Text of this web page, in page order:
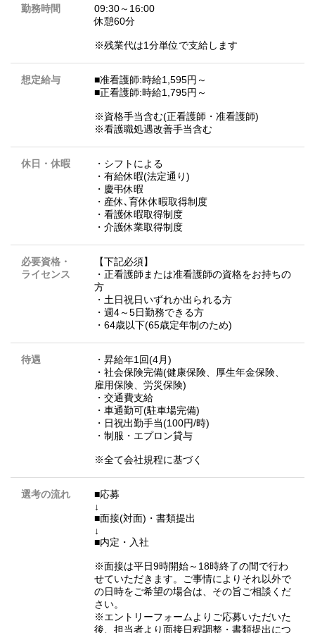
勤務時間
09:30～16:00
休憩60分
※残業代は1分単位で支給します
想定給与
■准看護師:時給1,595円～
■正看護師:時給1,795円～
※資格手当含む(正看護師・准看護師)
※看護職処遇改善手当含む
休日・休暇
・シフトによる
・有給休暇(法定通り)
・慶弔休暇
・産休､育休休暇取得制度
・看護休暇取得制度
・介護休業取得制度
必要資格・
ライセンス
【下記必須】
・正看護師または准看護師の資格をお持ちの
方
・土日祝日いずれか出られる方
・週4～5日勤務できる方
・64歳以下(65歳定年制のため)
待遇
・昇給年1回(4月)
・社会保険完備(健康保険、厚生年金保険、
雇用保険、労災保険)
・交通費支給
・車通勤可(駐車場完備)
・日祝出勤手当(100円/時)
・制服・エプロン貸与
※全て会社規程に基づく
選考の流れ
■応募
↓
■面接(対面)・書類提出
↓
■内定・入社
※面接は平日9時開始～18時終了の間で行わ
せていただきます。ご事情によりそれ以外で
の日時をご希望の場合は、その旨ご相談くだ
さい。
※エントリーフォームよりご応募いただいた
後、担当者より面接日程調整・書類提出につ